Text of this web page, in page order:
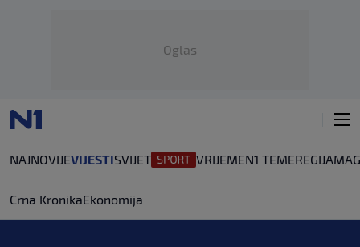
Oglas
NAJNOVIJEVIJESTISVIJET VRIJEMEN1 TEMEREGIJA
Crna KronikaEkonomija